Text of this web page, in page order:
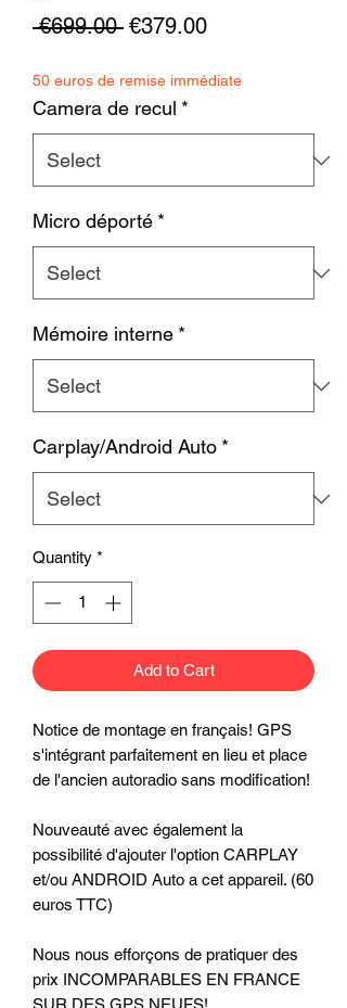
€699.00 Regular
€379.00Sale
50 euros de remise immédiate
Camera de recul *
Micro déporté *
Mémoire interne *
Carplay/Android Auto *
Quantity *
Add to Cart
Notice de montage en français! GPS
s'intégrant parfaitement en lieu et place
de l'ancien autoradio sans modification!
Nouveauté avec également la
possibilité d'ajouter l'option CARPLAY
et/ou ANDROID Auto a cet appareil. (60
euros TTC)
Nous nous efforçons de pratiquer des
prix INCOMPARABLES EN FRANCE
SUR DES GPS NEUFS!